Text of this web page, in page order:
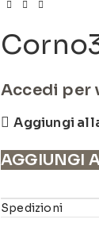
Accedi per
Aggiungi
AGGIUNGI
Spedizioni